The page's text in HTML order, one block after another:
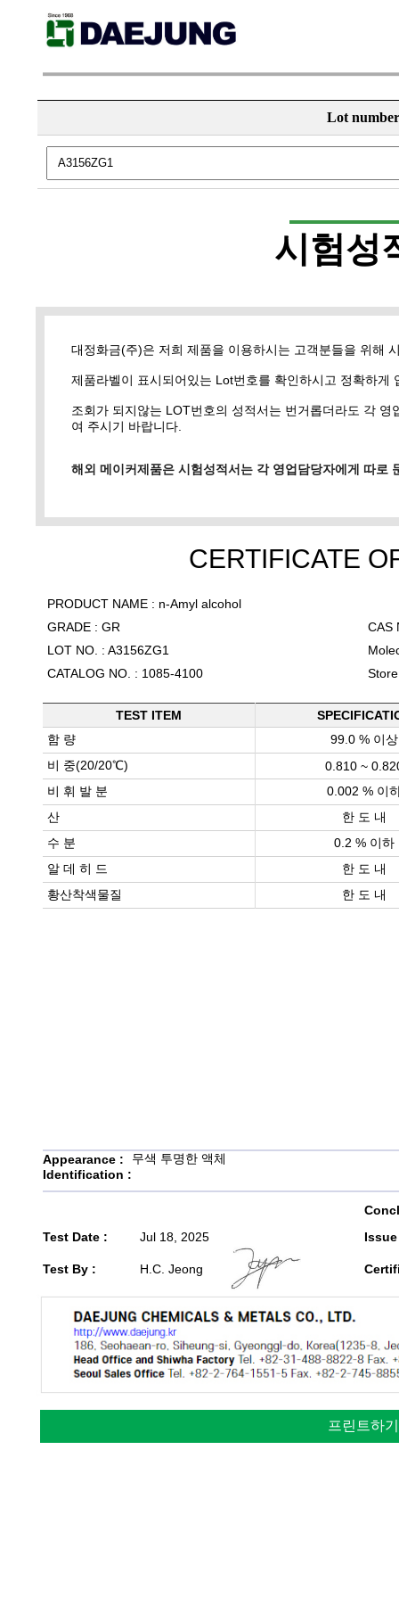
Lot number
시험성
대정화금(주)은 저희 제품을 이용하시는 고객분들을 위해
제품라벨이 표시되어있는 Lot번호를 확인하시고 정확하게
조회가 되지않는 LOT번호의 성적서는 번거롭더라도 각
여 주시기 바랍니다.
해외 메이커제품은 시험성적서는 각 영업담당자에게 따로
CERTIFICATE
PRODUCT NAME : n-Amyl alcohol
GRADE : GR
CAS
LOT NO. : A3156ZG1
CATALOG NO. : 1085-4100
TEST ITEM
함 량
99.0 % 이상
비 중(20/20℃)
0.810 ~
비 휘 발 분
0.002 % 이
산
한 도 내
수 분
0.2 % 이하
알 데 히 드
한 도 내
황산착색물질
한 도 내
Appearance :
무색 투명한 액체
Identification :
Test Date :
Jul 18, 2025
Test By : H.C. Jeong
프린트하기